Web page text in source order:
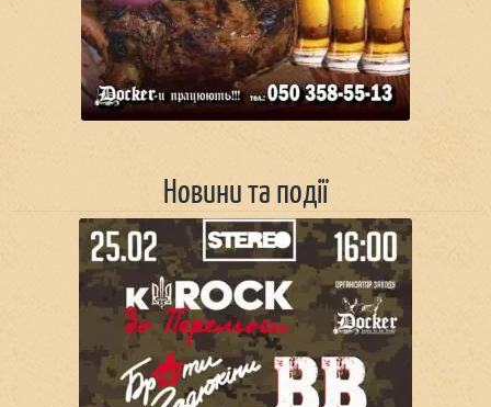
Новини та події